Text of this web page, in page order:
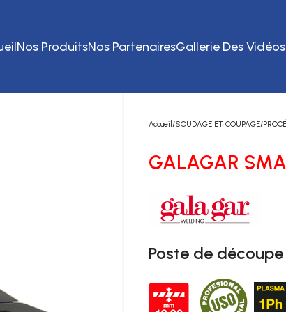
Nos ProduitsNos PartenairesGallerie Des Vidéos
Accueil SOUDAGE ET COUPAGE
GALAGAR
Poste de